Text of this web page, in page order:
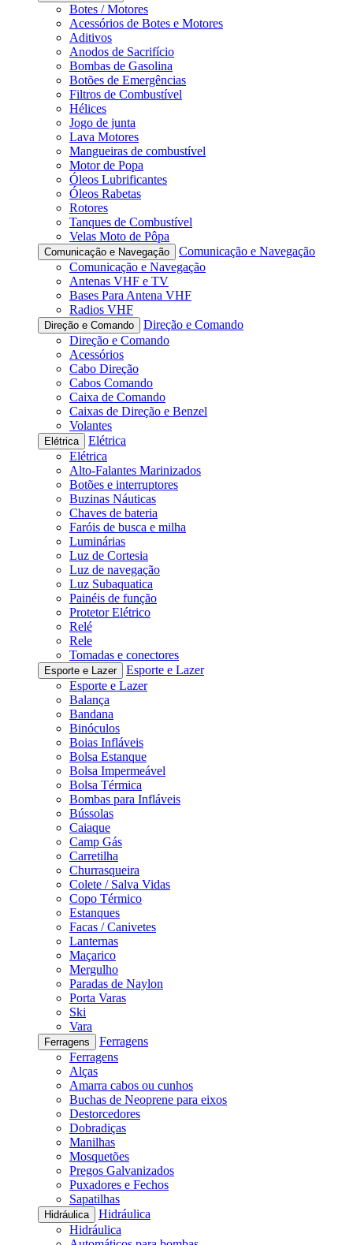
Botes / Motores
Acessórios de Botes e Motores
Aditivos
Anodos de Sacrifício
Bombas de Gasolina
Botões de Emergências
Filtros de Combustível
Hélices
Jogo de junta
Lava Motores
Mangueiras de combustível
Motor de Popa
Óleos Lubrificantes
Óleos Rabetas
Rotores
Tanques de Combustível
Velas Moto de Pôpa
Comunicação e Navegação
Comunicação e Navegação
Comunicação e Navegação
Antenas VHF e TV
Bases Para Antena VHF
Radios VHF
Direção e Comando
Direção e Comando
Direção e Comando
Acessórios
Cabo Direção
Cabos Comando
Caixa de Comando
Caixas de Direção e Benzel
Volantes
Elétrica
Elétrica
Elétrica
Alto-Falantes Marinizados
Botões e interruptores
Buzinas Náuticas
Chaves de bateria
Faróis de busca e milha
Luminárias
Luz de Cortesia
Luz de navegação
Luz Subaquatica
Painéis de função
Protetor Elétrico
Relé
Rele
Tomadas e conectores
Esporte e Lazer
Esporte e Lazer
Esporte e Lazer
Balança
Bandana
Binóculos
Boias Infláveis
Bolsa Estanque
Bolsa Impermeável
Bolsa Térmica
Bombas para Infláveis
Bússolas
Caiaque
Camp Gás
Carretilha
Churrasqueira
Colete / Salva Vidas
Copo Térmico
Estanques
Facas / Canivetes
Lanternas
Maçarico
Mergulho
Paradas de Naylon
Porta Varas
Ski
Vara
Ferragens
Ferragens
Ferragens
Alças
Amarra cabos ou cunhos
Buchas de Neoprene para eixos
Destorcedores
Dobradiças
Manilhas
Mosquetões
Pregos Galvanizados
Puxadores e Fechos
Sapatilhas
Hidráulica
Hidráulica
Hidráulica